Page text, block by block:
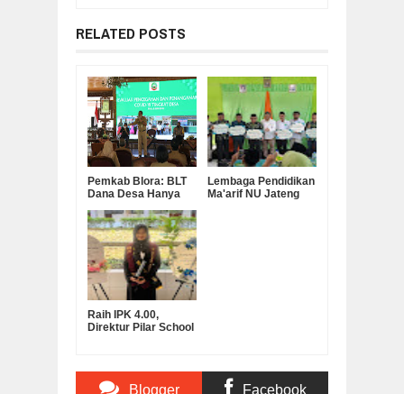
RELATED POSTS
Pemkab Blora: BLT
Dana Desa Hanya
Miskin Terkena
Dampak Corona
Lembaga Pendidikan
Ma'arif NU Jateng
Raih IPK 4.00,
Direktur Pilar School
Pendidikan UNNES
Blogger Facebook